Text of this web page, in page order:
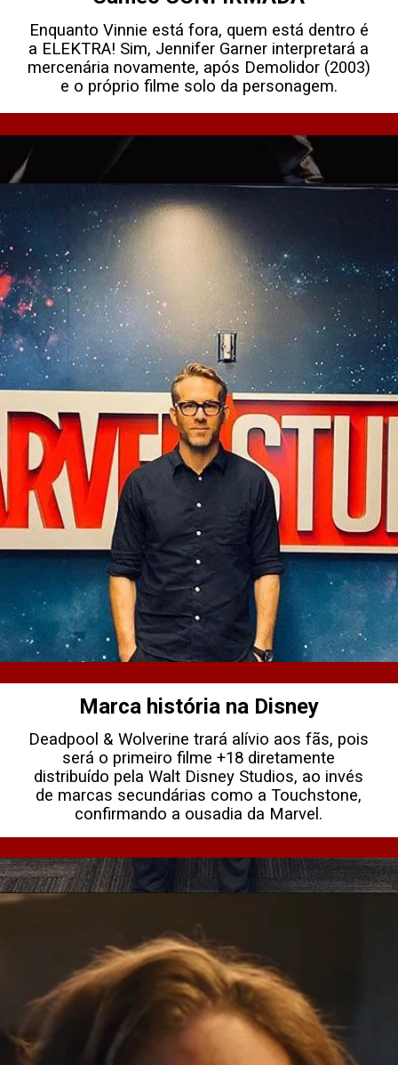
Enquanto Vinnie está fora, quem está dentro é
a ELEKTRA! Sim, Jennifer Garner interpretará a
mercenária novamente, após Demolidor (2003)
e o próprio filme solo da personagem.
Deadpool & Wolverine trará alívio aos fãs, pois
será o primeiro filme +18 diretamente
distribuído pela Walt Disney Studios, ao invés
de marcas secundárias como a Touchstone,
confirmando a ousadia da Marvel.
Marca história na Disney